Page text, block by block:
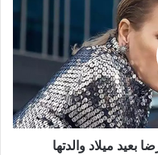
ميلاد والدتها